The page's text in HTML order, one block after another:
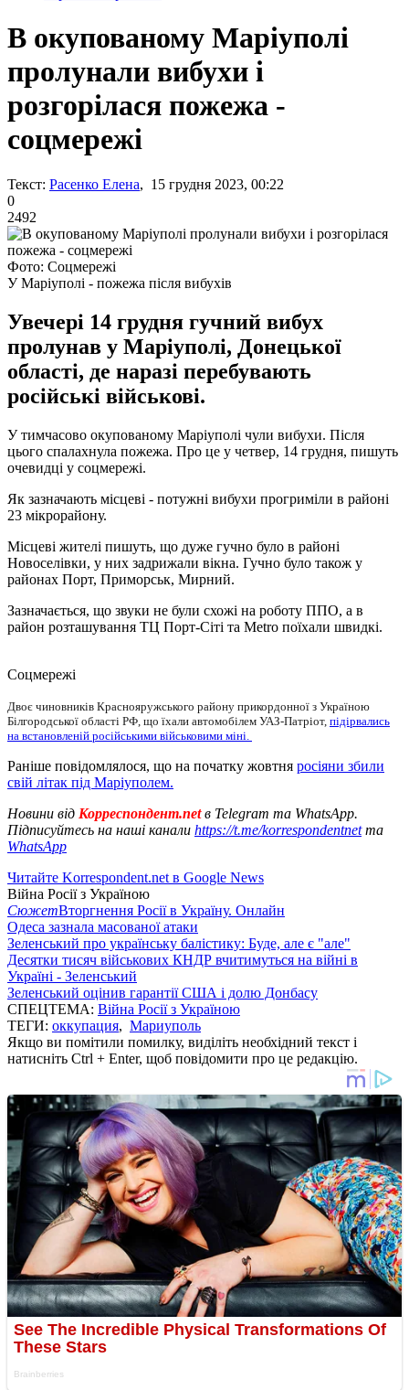
В окупованому Маріуполі
пролунали вибухи і
розгорілася пожежа -
соцмережі
Текст: Расенко Елена, 15 грудня 2023, 00:22
0
2492
Фото: Соцмережі
У Маріуполі - пожежа після вибухів
Увечері 14 грудня гучний вибух
пролунав у Маріуполі, Донецької
області, де наразі перебувають
російські військові.
У тимчасово окупованому Маріуполі чули вибухи. Після
цього спалахнула пожежа. Про це у четвер, 14 грудня, пишуть
очевидці у соцмережі.
Як зазначають місцеві - потужні вибухи прогриміли в районі
23 мікрорайону.
Місцеві жителі пишуть, що дуже гучно було в районі
Новоселівки, у них задрижали вікна. Гучно було також у
районах Порт, Приморськ, Мирний.
Зазначається, що звуки не були схожі на роботу ППО, а в
район розташування ТЦ Порт-Сіті та Metro поїхали швидкі.
Cоцмережі
Двоє чиновників Краснояружського району прикордонної з Україною
Білгородської області РФ, що їхали автомобілем УАЗ-Патріот, підірвались
на встановленій російськими військовими міні.
Раніше повідомлялося, що на початку жовтня росіяни збили
свій літак під Маріуполем.
Новини від Корреспондент.netв Telegram та WhatsApp.
Підписуйтесь на наші канали https://t.me/korrespondentnetта
WhatsApp
Читайте Korrespondent.net в Google News
Війна Росії з Україною
СюжетВторгнення Росії в Україну. Онлайн
Одеса зазнала масованої атаки
Зеленський про українську балістику: Буде, але є "але"
Десятки тисяч військових КНДР вчитимуться на війні в
Україні - Зеленський
Зеленський оцінив гарантії США і долю Донбасу
СПЕЦТЕМА: Війна Росії з Україною
ТЕГИ: оккупация, Мариуполь
Якщо ви помітили помилку, виділіть необхідний текст і
натисніть Ctrl + Enter, щоб повідомити про це редакцію.